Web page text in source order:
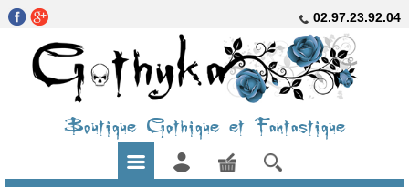
02.97.23.92.04
Boutique Gothique et Fantastique